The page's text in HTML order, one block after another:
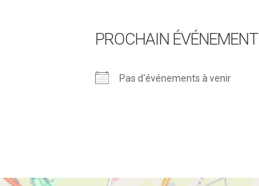
PROCHAIN ÉVÉNEMENT
Pas d'événements à venir